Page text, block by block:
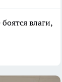
влаги,